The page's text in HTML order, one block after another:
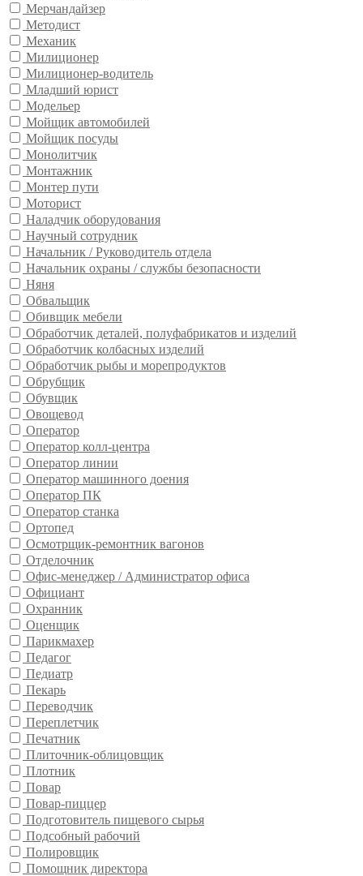
Мерчандайзер
Методист
Механик
Милиционер
Милиционер-водитель
Младший юрист
Модельер
Мойщик автомобилей
Мойщик посуды
Монолитчик
Монтажник
Монтер пути
Моторист
Наладчик оборудования
Научный сотрудник
Начальник / Руководитель отдела
Начальник охраны / службы безопасности
Няня
Обвальщик
Обивщик мебели
Обработчик деталей, полуфабрикатов и изделий
Обработчик колбасных изделий
Обработчик рыбы и морепродуктов
Обрубщик
Обувщик
Овощевод
Оператор
Оператор колл-центра
Оператор линии
Оператор машинного доения
Оператор ПК
Оператор станка
Ортопед
Осмотрщик-ремонтник вагонов
Отделочник
Офис-менеджер / Администратор офиса
Официант
Охранник
Оценщик
Парикмахер
Педагог
Педиатр
Пекарь
Переводчик
Переплетчик
Печатник
Плиточник-облицовщик
Плотник
Повар
Повар-пиццер
Подготовитель пищевого сырья
Подсобный рабочий
Полировщик
Помощник директора